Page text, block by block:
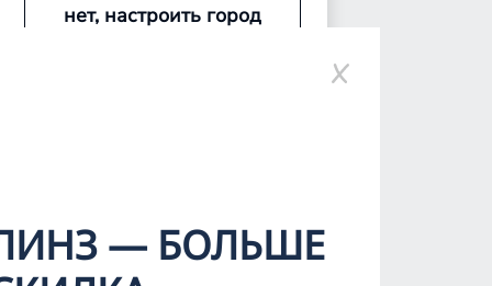
нет, настроить город
— БОЛЬШЕ